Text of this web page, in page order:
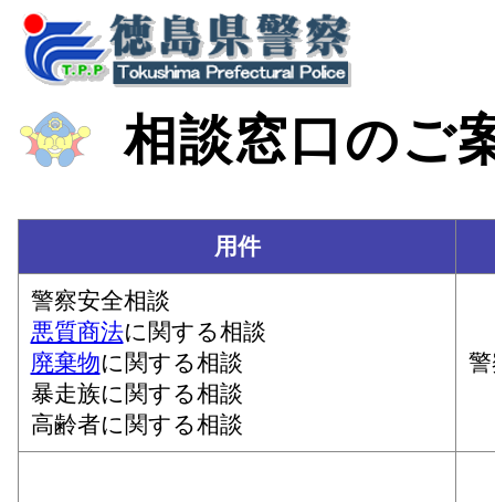
相談窓口のご
用件
警察安全相談
悪質商法に関する相談
廃棄物に関する相談
暴走族に関する相談
高齢者に関する相談